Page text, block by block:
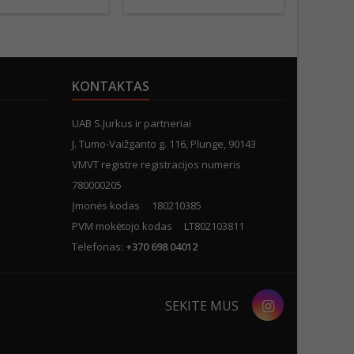
KONTAKTAS
UAB S.Jurkus ir partneriai
J. Tumo-Vaižganto g. 116, Plunge, 90143
VMVT registre registracijos numeris
780000205
Įmonės kodas 180210385
PVM mokėtojo kodas LT802103811
Telefonas: +370 698 04012
Instagram
SEKITE MUS